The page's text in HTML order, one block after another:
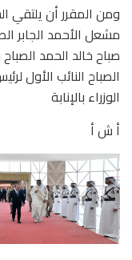
ومن المقرر أن يلتقي
مشعل الأحمد الجابر
صباح خالد الحمد
الصباح النائب الأول
الوزراء بالإنابة
أ ش أ